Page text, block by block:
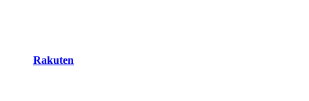
Rakuten